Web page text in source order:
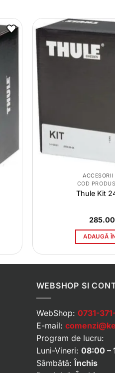
ACCESORII
COD
Thule Kit
285.00
ADAUGĂ
WEBSHOP SI
WebShop: 0731-
E-mail:
Program de lucru:
Luni-Vineri: 08:00 –
Sâmbătă: Închis